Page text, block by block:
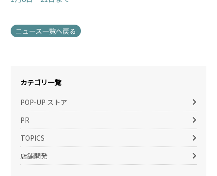
ニュース一覧へ戻る
カテゴリ一覧
POP-UP ストア
PR
TOPICS
店舗開発